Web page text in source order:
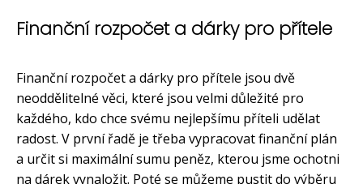
Finanční rozpočet a dárky pro přítele
Finanční rozpočet a dárky pro přítele jsou dvě
neoddělitelné věci, které jsou velmi důležité pro
každého, kdo chce svému nejlepšímu příteli udělat
radost. V první řadě je třeba vypracovat finanční plán
a určit si maximální sumu peněz, kterou jsme ochotni
na dárek vynaložit. Poté se můžeme pustit do výběru